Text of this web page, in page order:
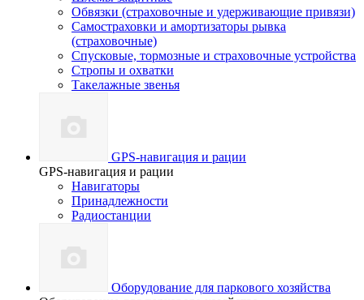
Обвязки (страховочные и удерживающие привязи)
Самостраховки и амортизаторы рывка
(страховочные)
Спусковые, тормозные и страховочные устройства
Стропы и охватки
Такелажные звенья
GPS-навигация и рации
GPS-навигация и рации
Навигаторы
Принадлежности
Радиостанции
Оборудование для паркового хозяйства